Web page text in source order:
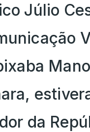
Júlio
da